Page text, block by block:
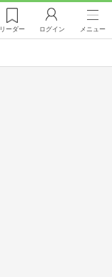
リーダー ログイン メニュー